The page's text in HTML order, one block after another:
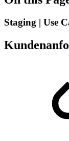
Staging | Use